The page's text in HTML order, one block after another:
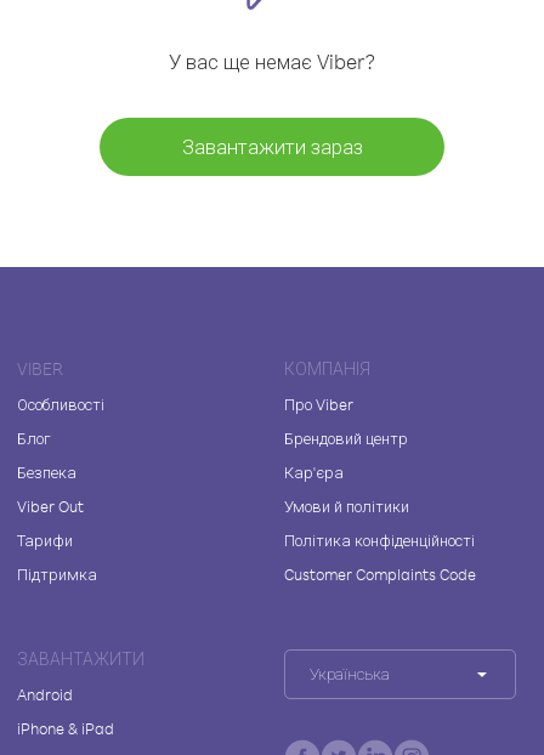
У вас ще немає Viber?
Завантажити зараз
VIBER
Особливості
Блог
Безпека
Viber Out
Тарифи
Підтримка
КОМПАНІЯ
Про Viber
Брендовий центр
Кар'єра
Умови й політики
Політика конфіденційності
Customer Complaints Code
ЗАВАНТАЖИТИ
Android
iPhone & iPad
Українська